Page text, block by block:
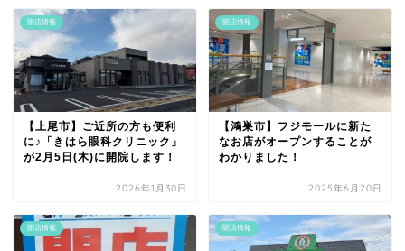
開店情報
【上尾市】ご近所の方も便利
に♪「きはら眼科クリニック」
が2月5日(木)に開院します！
2026年1月30日
開店情報
【鴻巣市】フジモールに新た
なお店がオープンすることが
わかりました！
2025年6月20日
開店情報 開店情報